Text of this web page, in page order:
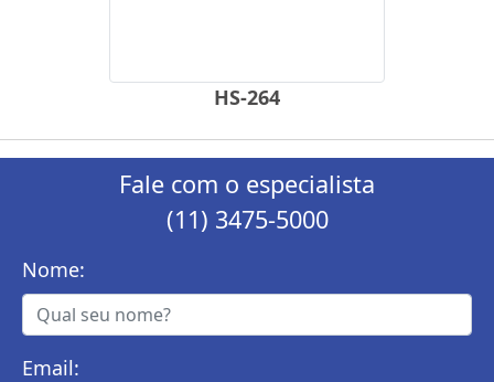
HS-264
Fale com o especialista
(11) 3475-5000
Nome:
Email: